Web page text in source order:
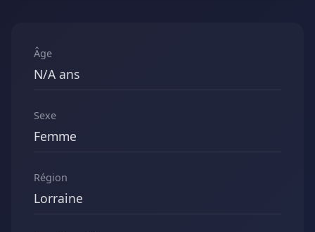
Âge
N/A ans
Sexe
Femme
Région
Lorraine